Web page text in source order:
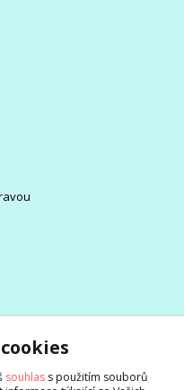
souhlas s použitím souborů